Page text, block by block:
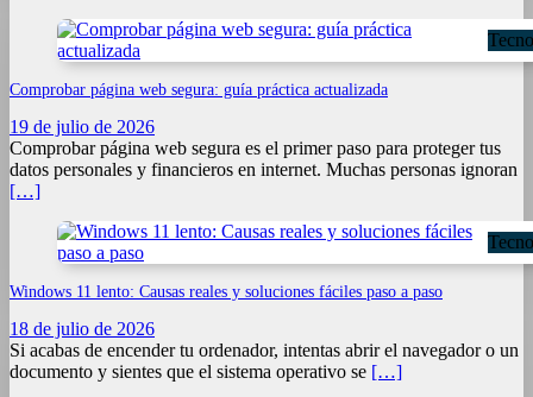
Comprobar página web segura: guía práctica actualizada
19 de julio de 2026
Comprobar página web segura es el primer paso para proteger tus
datos personales y financieros en internet. Muchas personas ignoran
[…]
Windows 11 lento: Causas reales y soluciones fáciles paso a paso
18 de julio de 2026
Si acabas de encender tu ordenador, intentas abrir el navegador o un
documento y sientes que el sistema operativo se […]